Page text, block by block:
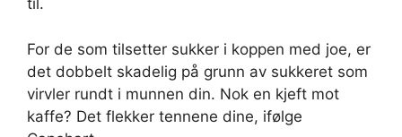
til.
For de som tilsetter sukker i koppen med joe, er
det dobbelt skadelig på grunn av sukkeret som
virvler rundt i munnen din. Nok en kjeft mot
kaffe? Det flekker tennene dine, ifølge